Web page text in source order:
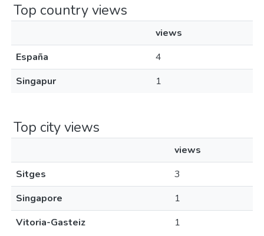
Top country views
views
España
4
Singapur
1
Top city views
views
Sitges
3
Singapore
1
Vitoria-Gasteiz
1